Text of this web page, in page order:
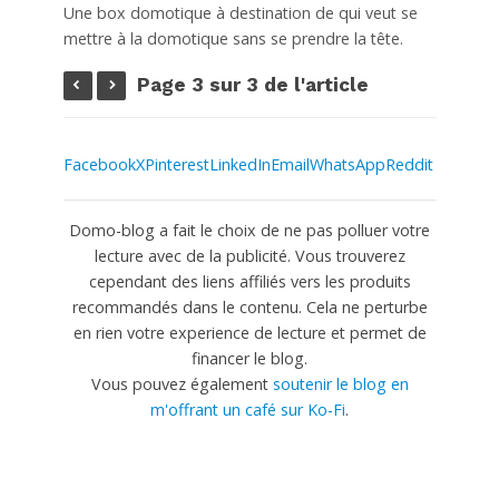
Une box domotique à destination de qui veut se
mettre à la domotique sans se prendre la tête.
Page 3 sur 3 de l'article
FacebookXPinterestLinkedInEmailWhatsAppReddit
Domo-blog a fait le choix de ne pas polluer votre
lecture avec de la publicité. Vous trouverez
cependant des liens affiliés vers les produits
recommandés dans le contenu. Cela ne perturbe
en rien votre experience de lecture et permet de
financer le blog.
Vous pouvez également soutenir le blog en
m'offrant un café sur Ko-Fi.